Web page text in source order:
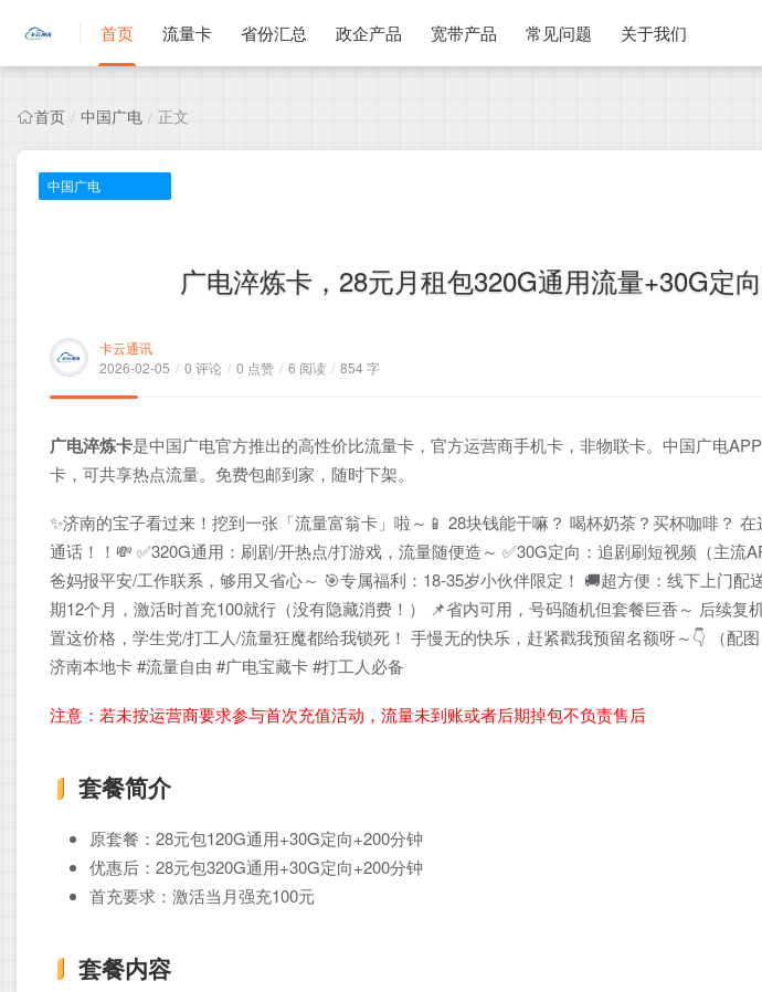
首页 流量卡 省份汇总 政企产品 宽带产品 常见问题 关于我们
首页 / 中国广电 / 正文
中国广电
广电淬炼卡，28元月租包320G通用流量+30G定
卡云通讯
2026-02-05 / 0 评论 / 0 点赞 / 6 阅读 / 854 字
广电淬炼卡是中国广电官方推出的高性价比流量卡，官方运营商手机卡，非物联卡。中国广电
卡，可共享热点流量。免费包邮到家，随时下架。
✨济南的宝子看过来！挖到一张「流量富翁卡」啦～📱 28块钱能干嘛？ 喝杯奶茶？买杯咖啡？
通话！！💸 ✅320G通用：刷剧/开热点/打游戏，流量随便造～ ✅30G定向：追剧刷短视频（主流
爸妈报平安/工作联系，够用又省心～ 🎯专属福利：18-35岁小伙伴限定！ 🚚超方便：线下上门配
期12个月，激活时首充100就行（没有隐藏消费！） 📌省内可用，号码随机但套餐巨香～ 后续复
置这价格，学生党/打工人/流量狂魔都给我锁死！ 手慢无的快乐，赶紧戳我预留名额呀～👇 （配
济南本地卡 #流量自由 #广电宝藏卡 #打工人必备
注意：若未按运营商要求参与首次充值活动，流量未到账或者后期掉包不负责售后
套餐简介
原套餐：28元包120G通用+30G定向+200分钟
优惠后：28元包320G通用+30G定向+200分钟
首充要求：激活当月强充100元
套餐内容